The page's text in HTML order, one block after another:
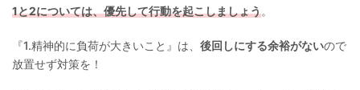
1と2については、優先して行動を起こしましょう。
『1.精神的に負荷が大きいこと』は、 後回しにする余裕がないので
放置せず対策を！